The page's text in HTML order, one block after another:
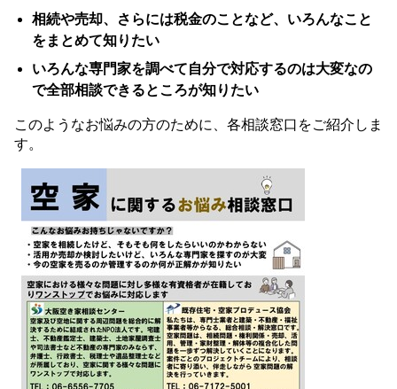
相続や売却、さらには税金のことなど、いろんなこと
をまとめて知りたい
いろんな専門家を調べて自分で対応するのは大変なの
で全部相談できるところが知りたい
このようなお悩みの方のために、各相談窓口をご紹介しま
す。